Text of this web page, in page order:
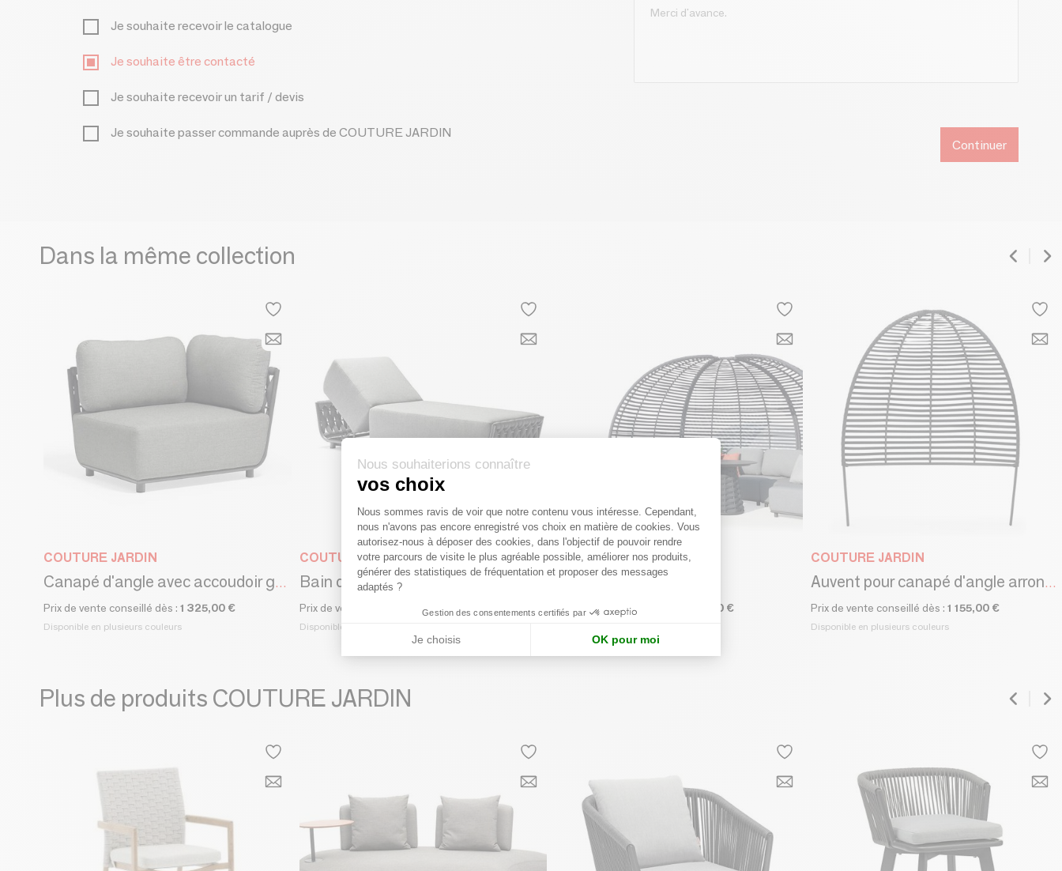
Je souhaite recevoir le catalogue
Je souhaite être contacté
Je souhaite recevoir un tarif / devis
Je souhaite passer commande auprès de COUTURE JARDIN
Continuer
Dans la même collection
COUTURE JARDIN
Canapé d'angle avec accoudoir gauche HUG
Prix de vente conseillé dès : 1 325,00 €
Disponible en plusieurs couleurs
COUTURE JARDIN
Bain de soleil HUG
Prix de vente conseillé dès : 1 575,00 €
Disponible en plusieurs couleurs
COUTURE JARDIN
Pavillon HUG
Prix de vente conseillé : 10 370,00 €
COUTURE JARDIN
Auvent pour canapé d'angle arrondi HUG
Prix de vente conseillé dès : 1 155,00 €
Disponible en plusieurs couleurs
Plus de produits COUTURE JARDIN
Nous souhaiterions connaître
vos choix
Plateforme de Gestion du Consentement : Personnalisez vos Options
Nous sommes ravis de voir que notre contenu vous intéresse. Cependant,
nous n'avons pas encore enregistré vos choix en matière de cookies. Vous
autorisez-nous à déposer des cookies, dans l'objectif de pouvoir rendre
votre parcours de visite le plus agréable possible, améliorer nos produits,
générer des statistiques de fréquentation et proposer des messages
adaptés ?
Gestion des consentements certifiés par
Je choisis OK pour moi
Axeptio consent